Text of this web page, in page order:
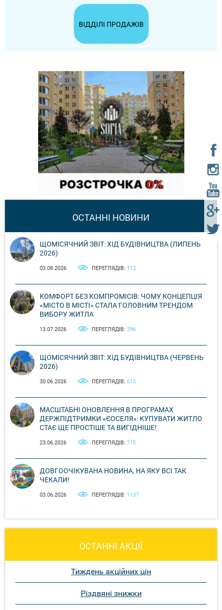
ВІДДІЛІ ПРОДАЖІВ
ОСТАННІ НОВИНИ
ЩОМІСЯЧНИЙ ЗВІТ: ХІД БУДІВНИЦТВА (ЛИПЕНЬ
2026)
03.08.2026 ПЕРЕГЛЯДІВ: 112
КОМФОРТ БЕЗ КОМПРОМІСІВ: ЧОМУ КОНЦЕПЦІЯ
«МІСТО В МІСТІ» СТАЛА ГОЛОВНИМ ТРЕНДОМ
ВИБОРУ ЖИТЛА
13.07.2026 ПЕРЕГЛЯДІВ: 296
ЩОМІСЯЧНИЙ ЗВІТ: ХІД БУДІВНИЦТВА (ЧЕРВЕНЬ
2026)
30.06.2026 ПЕРЕГЛЯДІВ: 613
МАСШТАБНІ ОНОВЛЕННЯ В ПРОГРАМАХ
ДЕРЖПІДТРИМКИ «ЄОСЕЛЯ»: КУПУВАТИ ЖИТЛО
СТАЄ ЩЕ ПРОСТІШЕ ТА ВИГІДНІШЕ!
23.06.2026 ПЕРЕГЛЯДІВ: 715
ДОВГООЧІКУВАНА НОВИНА, НА ЯКУ ВСІ ТАК
ЧЕКАЛИ!
03.06.2026 ПЕРЕГЛЯДІВ: 1137
ОСТАННІ АКЦІЇ
Тиждень акційних цін
Різдвяні знижки